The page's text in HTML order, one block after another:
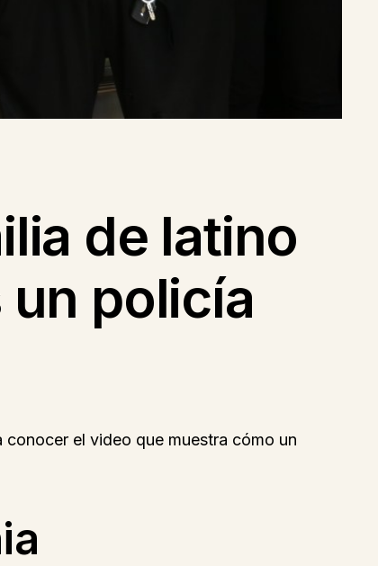
de latino
policía
el video que muestra cómo un